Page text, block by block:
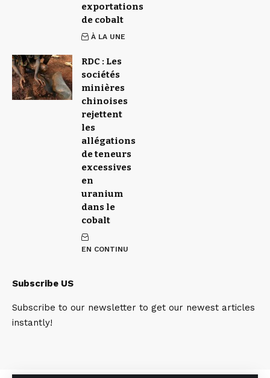
exportations
de cobalt
À LA UNE
RDC : Les
sociétés
minières
chinoises
rejettent
les
allégations
de teneurs
excessives
en
uranium
dans le
cobalt
EN CONTINU
Subscribe US
Subscribe to our newsletter to get our newest articles
instantly!